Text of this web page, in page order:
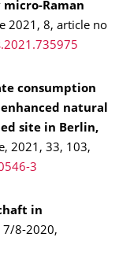
Raman
2021, 8, article no
consumption
natural
site in Berlin,
2021, 33, 103,
3
in
7/8-2020,